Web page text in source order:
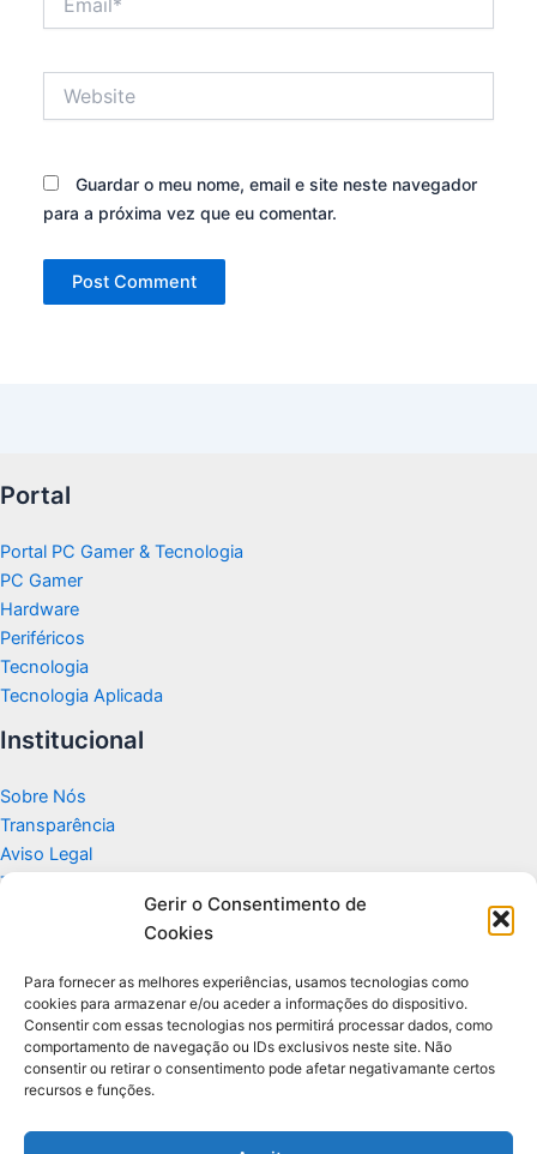
Gerir o Consentimento de
Cookies
Para fornecer as melhores experiências, usamos tecnologias como
cookies para armazenar e/ou aceder a informações do dispositivo.
Consentir com essas tecnologias nos permitirá processar dados, como
comportamento de navegação ou IDs exclusivos neste site. Não
consentir ou retirar o consentimento pode afetar negativamante certos
recursos e funções.
Guardar o meu nome, email e site neste navegador
para a próxima vez que eu comentar.
Portal
Portal PC Gamer & Tecnologia
PC Gamer
Hardware
Periféricos
Tecnologia
Tecnologia Aplicada
Institucional
Sobre Nós
Transparência
Aviso Legal
Termos de Uso
Politicas de Privacidade e Cookies
Apoio
Glossário de Tecnologia
Portal editorial independente sobre tecnologia, PC Gamer e guias